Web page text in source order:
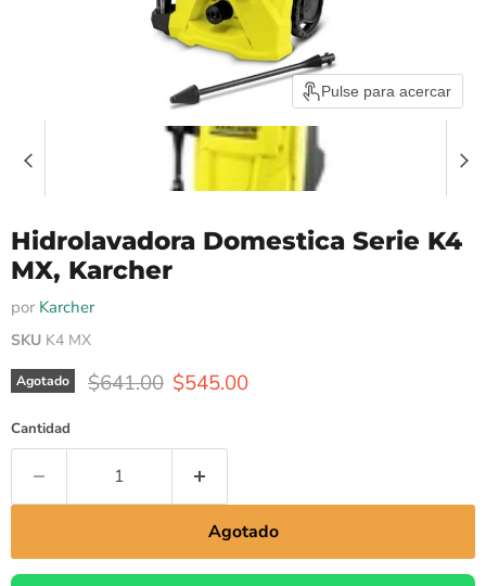
Pulse para acercar
Hidrolavadora Domestica Serie K4
MX, Karcher
por Karcher
SKU K4 MX
Agotado $641.00 $545.00
Cantidad
Agotado